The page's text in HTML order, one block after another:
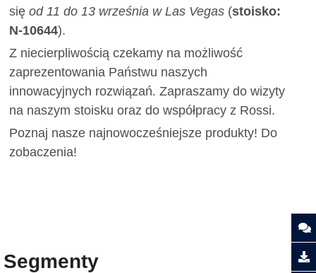
się od 11 do 13 września w Las Vegas(stoisko:
N-10644).
Z niecierpliwością czekamy na możliwość
zaprezentowania Państwu naszych
innowacyjnych rozwiązań. Zapraszamy do wizyty
na naszym stoisku oraz do współpracy z Rossi.
Poznaj nasze najnowocześniejsze produkty! Do
zobaczenia!
Segmenty